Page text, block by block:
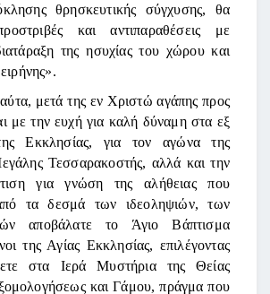
θρησκευτικής σύγχυσης, θα
και αντιπαραθέσεις με
της ησυχίας του χώρου και
μετά της εν Χριστώ αγάπης προς
με την ευχή για καλή δύναμη στα εξ
Εκκλησίας, για τον αγώνα της
Τεσσαρακοστής, αλλά και την
για γνώση της αλήθειας που
τα δεσμά των ιδεοληψιών, των
αποβάλατε το Άγιο Βάπτισμα
της Αγίας Εκκλησίας, επιλέγοντας
στα Ιερά Μυστήρια της Θείας
και Γάμου, πράγμα που